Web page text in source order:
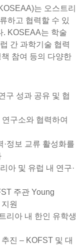
는 오스트리
하고 협력할 수 있
. KOSEAA는 학술
간 과학기술 협력
참여 등의 다양한
구 성과 공유 및 협
구소와 협력하여
정보 교류 활성화를
아 및 유럽 내 연구·
주관 Young
원
리아 내 한인 유학생
진 – KOFST 및 대